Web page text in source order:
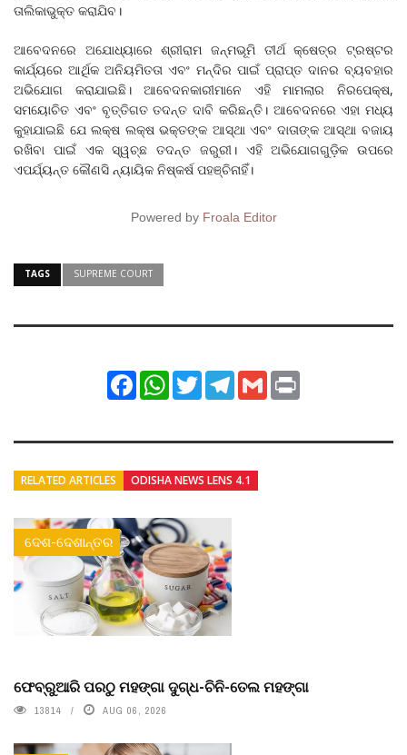
ତାଲିକାଭୁକ୍ତ କରାଯିବ।
ଆବେଦନରେ ଅଯୋଧ୍ୟାରେ ଶ୍ରୀରାମ ଜନ୍ମଭୂମି ତୀର୍ଥ କ୍ଷେତ୍ର ଟ୍ରଷ୍ଟର
କାର୍ଯ୍ୟରେ ଆର୍ଥିକ ଅନିୟମିତତା ଏବଂ ମନ୍ଦିର ପାଇଁ ପ୍ରାପ୍ତ ଦାନର ବ୍ୟବହାର
ଅଭିଯୋଗ କରାଯାଇଛି। ଆବେଦନକାରୀମାନେ ଏହି ମାମଲାର ନିରପେକ୍ଷ,
ସମୟୋଚିତ ଏବଂ ବୃତ୍ତିଗତ ତଦନ୍ତ ଦାବି କରିଛନ୍ତି। ଆବେଦନରେ ଏହା ମଧ୍ୟ
କୁହାଯାଇଛି ଯେ ଲକ୍ଷ ଲକ୍ଷ ଭକ୍ତଙ୍କ ଆସ୍ଥା ଏବଂ ଦାତାଙ୍କ ଆସ୍ଥା ବଜାୟ
ରଖିବା ପାଇଁ ଏକ ସ୍ୱଚ୍ଛ ତଦନ୍ତ ଜରୁରୀ। ଏହି ଅଭିଯୋଗଗୁଡ଼ିକ ଉପରେ
ଏପର୍ଯ୍ୟନ୍ତ କୌଣସି ନ୍ୟାୟିକ ନିଷ୍କର୍ଷ ପହଞ୍ଚିନାହିଁ।
Powered by Froala Editor
TAGS SUPREME COURT
FacebookWhatsApp
TwitterTelegram
Gmail
RELATED ARTICLES ODISHA NEWS LENS 4.1
ଦେଶ-ଦେଶାନ୍ତର
ଫେବ୍ରୁଆରି ପରଠୁ ମହଙ୍ଗା ଦୁଗ୍ଧ-ଚିନି-ତେଲ ମହଙ୍ଗା
13814 AUG 06, 2026